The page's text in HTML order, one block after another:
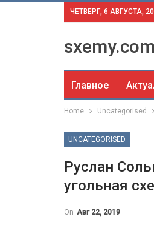
ЧЕТВЕРГ, 6 АВГУСТА,
sxemy.com
Главное
Home Uncategorised
UNCATEGORISED
Руслан
угольная
On Авг 22, 2019